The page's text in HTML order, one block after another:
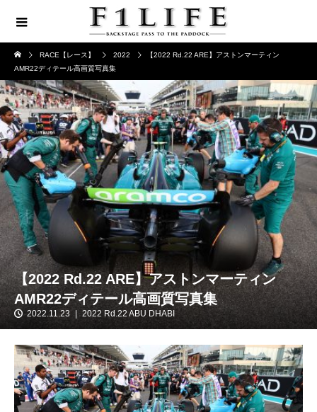
RACE【レース】 2022
【2022 Rd.22 ARE】アストンマーティン
AMR22ディテール高画質写真集
【2022 Rd.22 ARE】アストンマーティン
AMR22ディテール高画質写真集
2022.11.23 2022 Rd.22 ABU DHABI